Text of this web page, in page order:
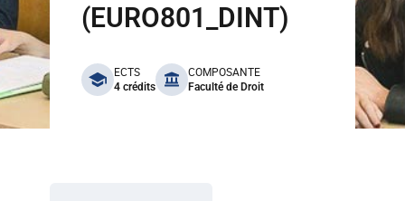
(EURO801_DINT)
benefits
ECTS
4 crédits
COMPOSANTE
Faculté de Droit